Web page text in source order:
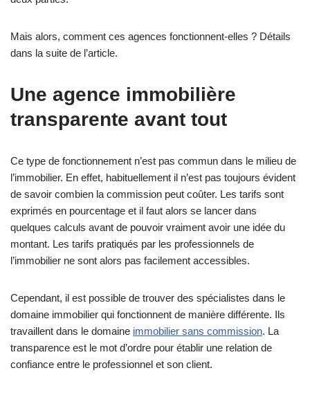
Mais alors, comment ces agences fonctionnent-elles ? Détails
dans la suite de l’article.
Une agence immobilière
transparente avant tout
Ce type de fonctionnement n’est pas commun dans le milieu de
l’immobilier. En effet, habituellement il n’est pas toujours évident
de savoir combien la commission peut coûter. Les tarifs sont
exprimés en pourcentage et il faut alors se lancer dans
quelques calculs avant de pouvoir vraiment avoir une idée du
montant. Les tarifs pratiqués par les professionnels de
l’immobilier ne sont alors pas facilement accessibles.
Cependant, il est possible de trouver des spécialistes dans le
domaine immobilier qui fonctionnent de manière différente. Ils
travaillent dans le domaine immobilier sans commission. La
transparence est le mot d’ordre pour établir une relation de
confiance entre le professionnel et son client.